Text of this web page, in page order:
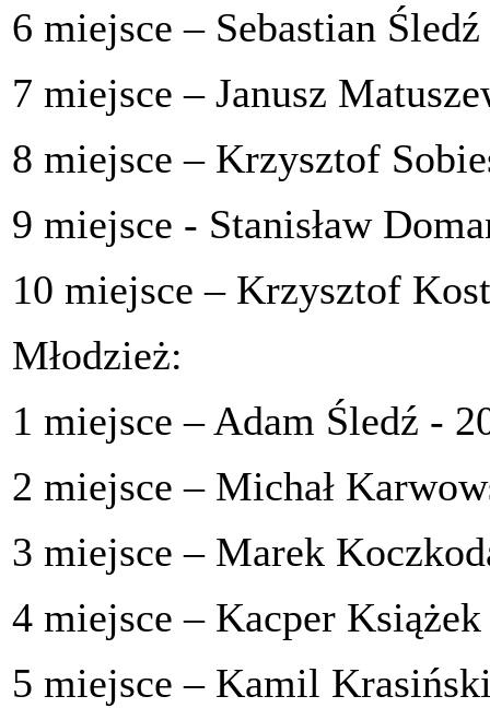
6 miejsce – Sebastian
7 miejsce – Janusz
8 miejsce – Krzysztof
9 miejsce - Stanisław
10 miejsce – Krzysztof
Młodzież:
1 miejsce – Adam Śledź -
2 miejsce – Michał
3 miejsce – Marek
4 miejsce – Kacper
5 miejsce – Kamil